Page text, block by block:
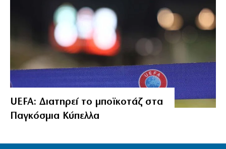
UEFA: Διατηρεί το μποϊκοτάζ στα
Παγκόσμια Κύπελλα